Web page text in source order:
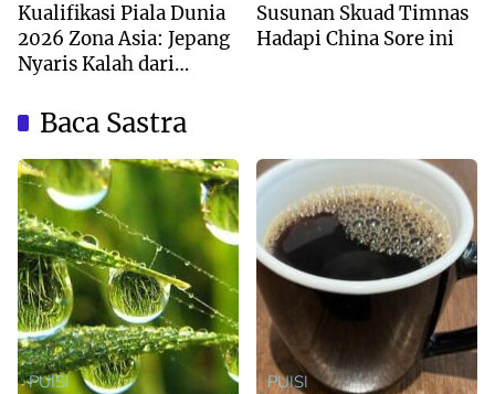
Kualifikasi Piala Dunia
2026 Zona Asia: Jepang
Nyaris Kalah dari
Susunan Skuad Timnas
Hadapi China Sore ini
Baca Sastra
PUISI PUISI